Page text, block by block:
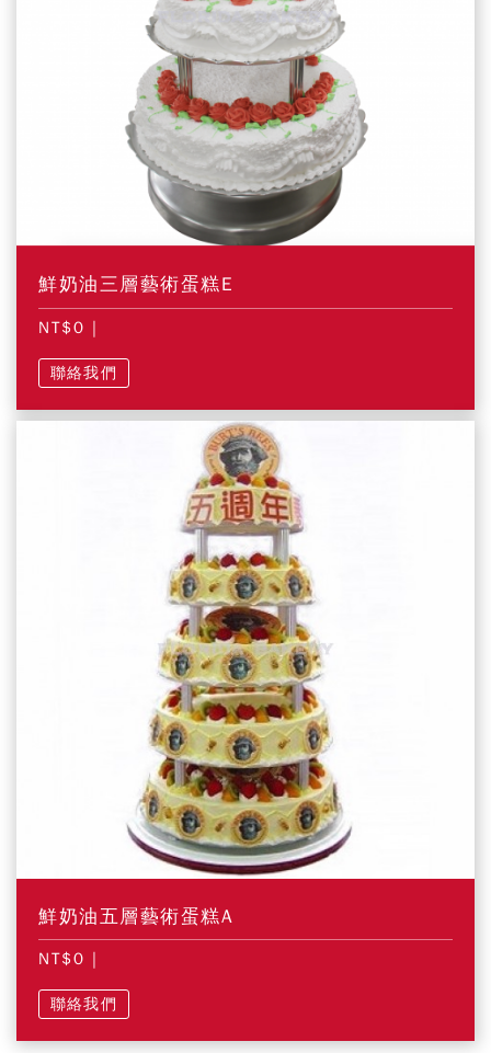
鮮奶油三層藝術蛋糕E
NT$0 |
聯絡我們
鮮奶油五層藝術蛋糕A
NT$0 |
聯絡我們